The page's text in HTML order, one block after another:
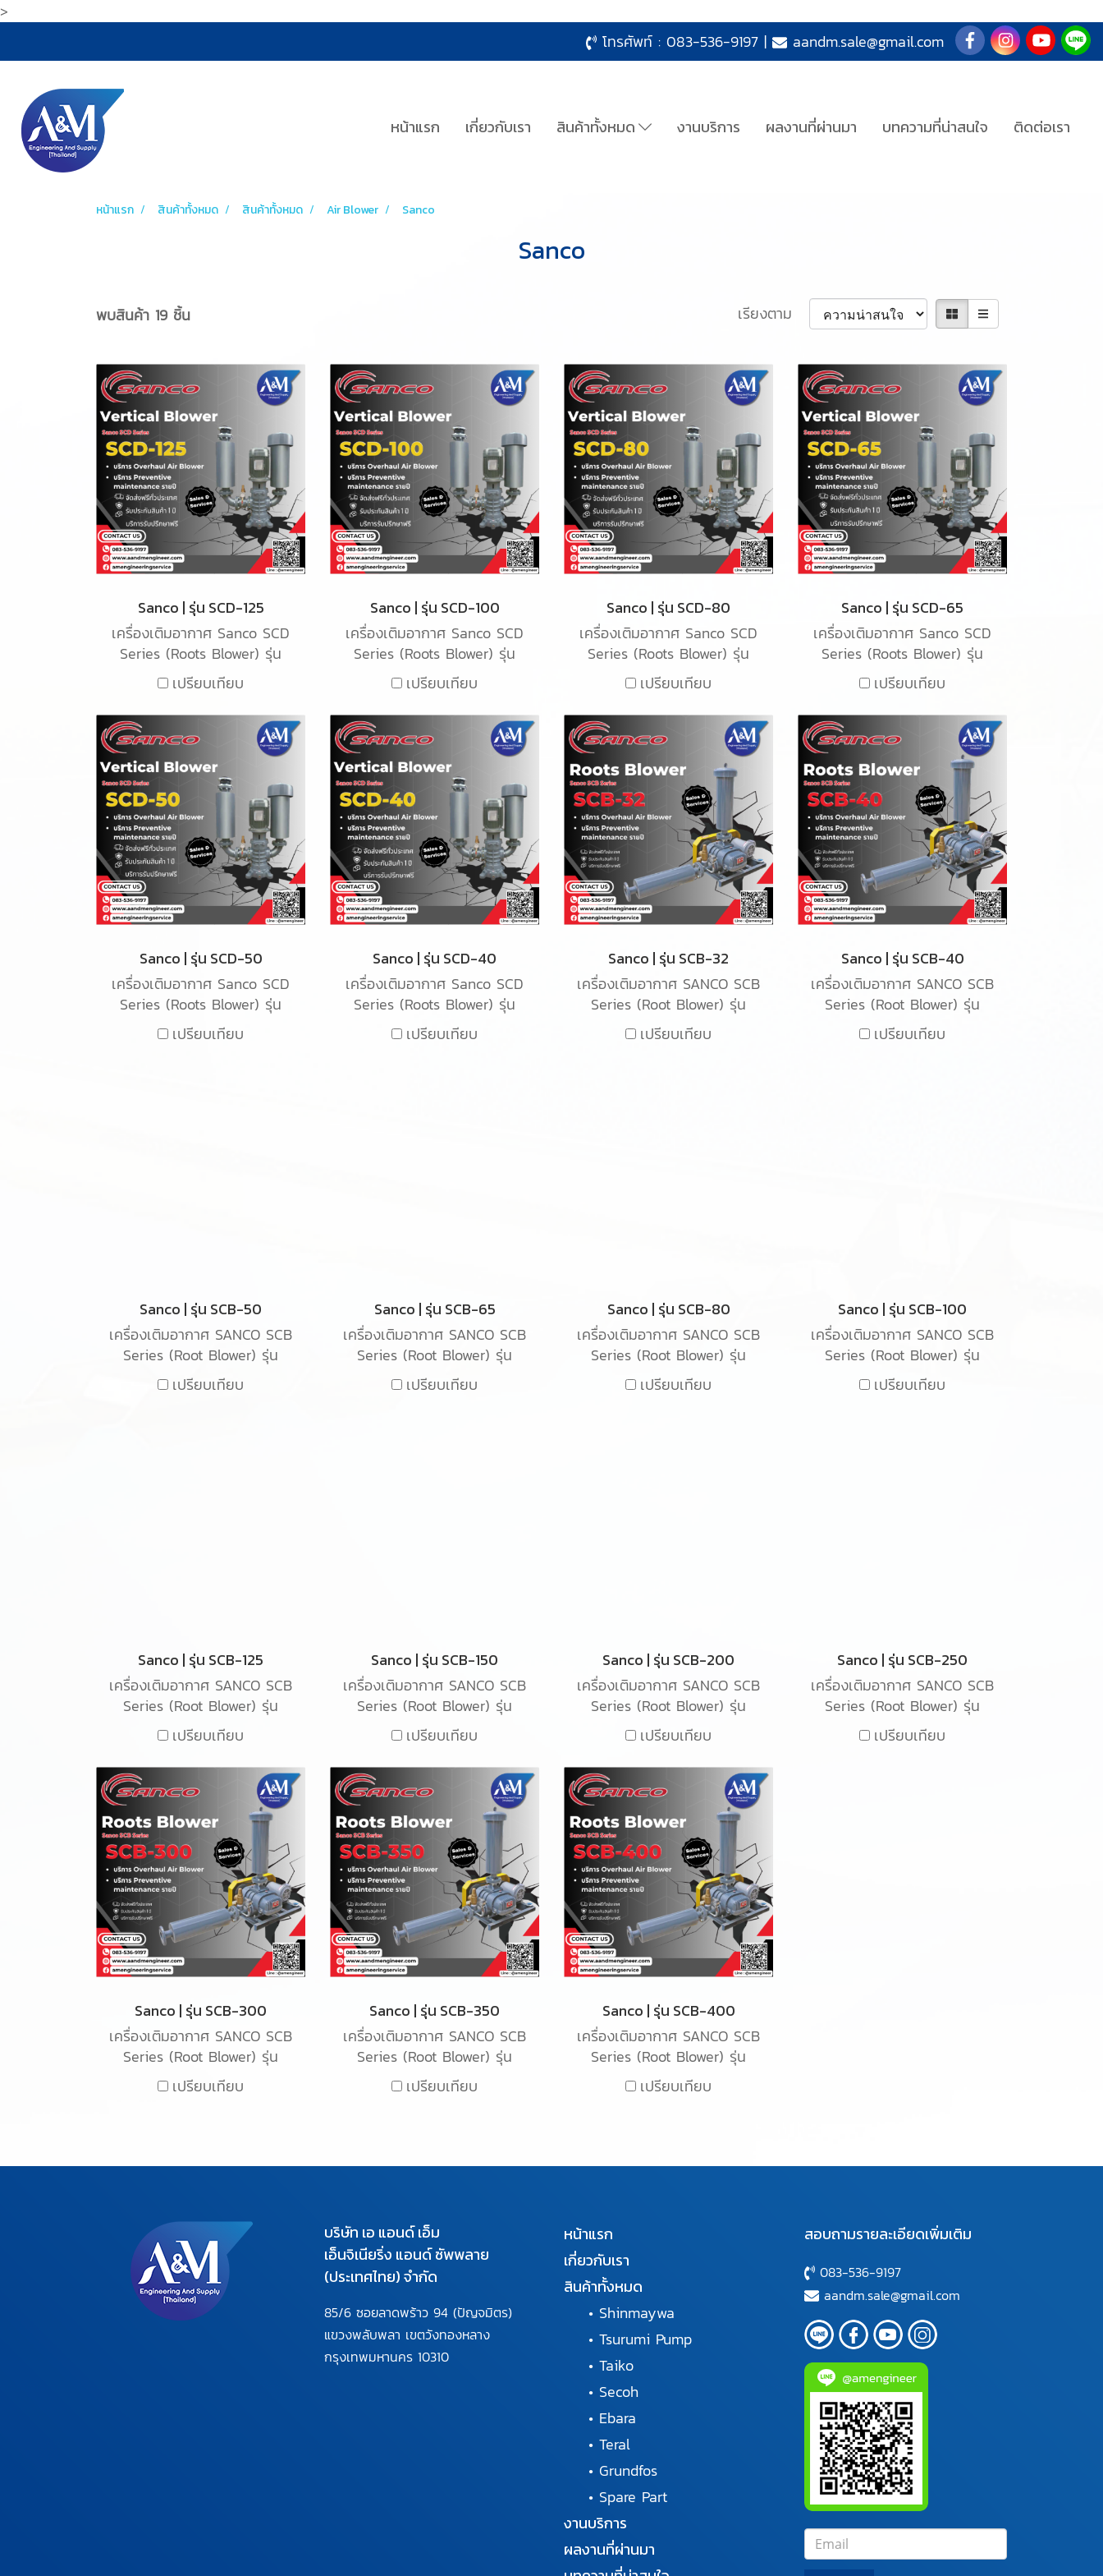
>
โทรศัพท์ : 083-536-9197 | aandm.sale@gmail.com
หน้าแรก เกี่ยวกับเรา สินค้าทั้งหมด งานบริการ ผลงานที่ผ่านมา บทความที่น่าสนใจ ติดต่อเรา
หน้าแรก สินค้าทั้งหมด สินค้าทั้งหมด Air Blower Sanco
Sanco
พบสินค้า 19 ชิ้น เรียงตาม
Sanco | รุ่น SCD-125
เครื่องเติมอากาศ Sanco SCD
Series (Roots Blower) รุ่น
SCD-125 เป็นเครื่องเติมอากาศ
ชนิด Root blower ใช้สำหรับ
เติมอากาศในน้ำเสียในระบบ
อุตสาหกรรม
เปรียบเทียบ
Sanco | รุ่น SCD-100
เครื่องเติมอากาศ Sanco SCD
Series (Roots Blower) รุ่น
SCD-100 เป็นเครื่องเติม
อากาศ ชนิด Root blower ใช้
สำหรับเติมอากาศในน้ำเสียใน
ระบบอุตสาหกรรม
เปรียบเทียบ
Sanco | รุ่น SCD-80
เครื่องเติมอากาศ Sanco SCD
Series (Roots Blower) รุ่น
SCD-80 เป็นเครื่องเติมอากาศ
ชนิด Root blower ใช้สำหรับ
เติมอากาศในน้ำเสียในระบบ
อุตสาหกรรม
เปรียบเทียบ
Sanco | รุ่น SCD-65
เครื่องเติมอากาศ Sanco SCD
Series (Roots Blower) รุ่น
SCD-65 เป็นเครื่องเติมอากาศ
ชนิด Root blower ใช้สำหรับ
เติมอากาศในน้ำเสียในระบบ
อุตสาหกรรม
เปรียบเทียบ
Sanco | รุ่น SCD-50
เครื่องเติมอากาศ Sanco SCD
Series (Roots Blower) รุ่น
SCD-50 เป็นเครื่องเติมอากาศ
ชนิด Root blower ใช้สำหรับ
เปรียบเทียบ
Sanco | รุ่น SCD-40
เครื่องเติมอากาศ Sanco SCD
Series (Roots Blower) รุ่น
SCD-40 เป็นเครื่องเติมอากาศ
ชนิด Root blower ใช้สำหรับ
เปรียบเทียบ
Sanco | รุ่น SCB-32
เครื่องเติมอากาศ SANCO SCB
Series (Root Blower) รุ่น
SCB-32 เป็นเครื่องเติมอากาศ
ชนิด Root blower ใช้สำหรับ
เปรียบเทียบ
Sanco | รุ่น SCB-40
เครื่องเติมอากาศ SANCO SCB
Series (Root Blower) รุ่น
SCB-40 เป็นเครื่องเติมอากาศ
ชนิด Root blower ใช้สำหรับ
เปรียบเทียบ
Sanco | รุ่น SCB-50
เครื่องเติมอากาศ SANCO SCB
Series (Root Blower) รุ่น
SCB-50 เป็นเครื่องเติมอากาศ
ชนิด Root blower ใช้สำหรับ
เปรียบเทียบ
Sanco | รุ่น SCB-65
เครื่องเติมอากาศ SANCO SCB
Series (Root Blower) รุ่น
SCB-65 เป็นเครื่องเติมอากาศ
ชนิด Root blower ใช้สำหรับ
เปรียบเทียบ
Sanco | รุ่น SCB-80
เครื่องเติมอากาศ SANCO SCB
Series (Root Blower) รุ่น
SCB-80 เป็นเครื่องเติมอากาศ
ชนิด Root blower ใช้สำหรับ
เปรียบเทียบ
Sanco | รุ่น SCB-100
เครื่องเติมอากาศ SANCO SCB
Series (Root Blower) รุ่น
SCB-100 เป็นเครื่องเติม
อากาศ ชนิด Root blower ใช้
เปรียบเทียบ
Sanco | รุ่น SCB-125
เครื่องเติมอากาศ SANCO SCB
Series (Root Blower) รุ่น
SCB-125 เป็นเครื่องเติมอากาศ
ชนิด Root blower ใช้สำหรับ
เติมอากาศในน้ำเสียในระบบ
อุตสาหกรรม
เปรียบเทียบ
Sanco | รุ่น SCB-150
เครื่องเติมอากาศ SANCO SCB
Series (Root Blower) รุ่น
SCB-150 เป็นเครื่องเติมอากาศ
ชนิด Root blower ใช้สำหรับ
เติมอากาศในน้ำเสียในระบบ
อุตสาหกรรม
เปรียบเทียบ
Sanco | รุ่น SCB-200
เครื่องเติมอากาศ SANCO SCB
Series (Root Blower) รุ่น
SCB-200 เป็นเครื่องเติม
อากาศ ชนิด Root blower ใช้
สำหรับเติมอากาศในน้ำเสียใน
ระบบอุตสาหกรรม
เปรียบเทียบ
Sanco | รุ่น SCB-250
เครื่องเติมอากาศ SANCO SCB
Series (Root Blower) รุ่น
SCB-250 เป็นเครื่องเติม
อากาศ ชนิด Root blower ใช้
เปรียบเทียบ
Sanco | รุ่น SCB-300
เครื่องเติมอากาศ SANCO SCB
Series (Root Blower) รุ่น
SCB-300 เป็นเครื่องเติม
อากาศ ชนิด Root blower ใช้
เปรียบเทียบ
Sanco | รุ่น SCB-350
เครื่องเติมอากาศ SANCO SCB
Series (Root Blower) รุ่น
SCB-350 เป็นเครื่องเติม
อากาศ ชนิด Root blower ใช้
เปรียบเทียบ
Sanco | รุ่น SCB-400
เครื่องเติมอากาศ SANCO SCB
Series (Root Blower) รุ่น
SCB-400 เป็นเครื่องเติม
อากาศ ชนิด Root blower ใช้
เปรียบเทียบ
บริษัท เอ แอนด์ เอ็ม
เอ็นจิเนียริ่ง แอนด์ ซัพพลาย
(ประเทศไทย) จำกัด
85/6 ซอยลาดพร้าว 94 (ปัญจมิตร)
แขวงพลับพลา เขตวังทองหลาง
กรุงเทพมหานคร 10310
หน้าแรก
เกี่ยวกับเรา
สินค้าทั้งหมด
• Shinmaywa
• Tsurumi Pump
• Taiko
• Secoh
• Ebara
• Teral
• Grundfos
• Spare Part
งานบริการ
ผลงานที่ผ่านมา
สอบถามรายละเอียดเพิ่มเติม
083-536-9197
aandm.sale@gmail.com